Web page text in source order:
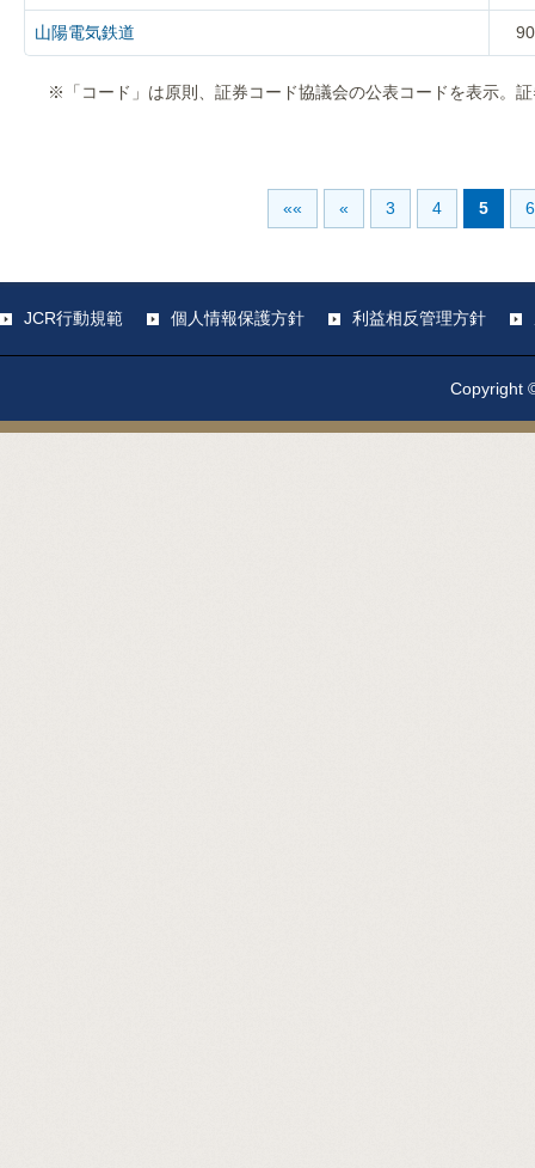
山陽電気鉄道
※「コード」は原則、証券コード協議会の公表コードを表示。
«« « 3 4 5 6
JCR行動規範 個人情報保護方針 利益相反管理方針
Copyright